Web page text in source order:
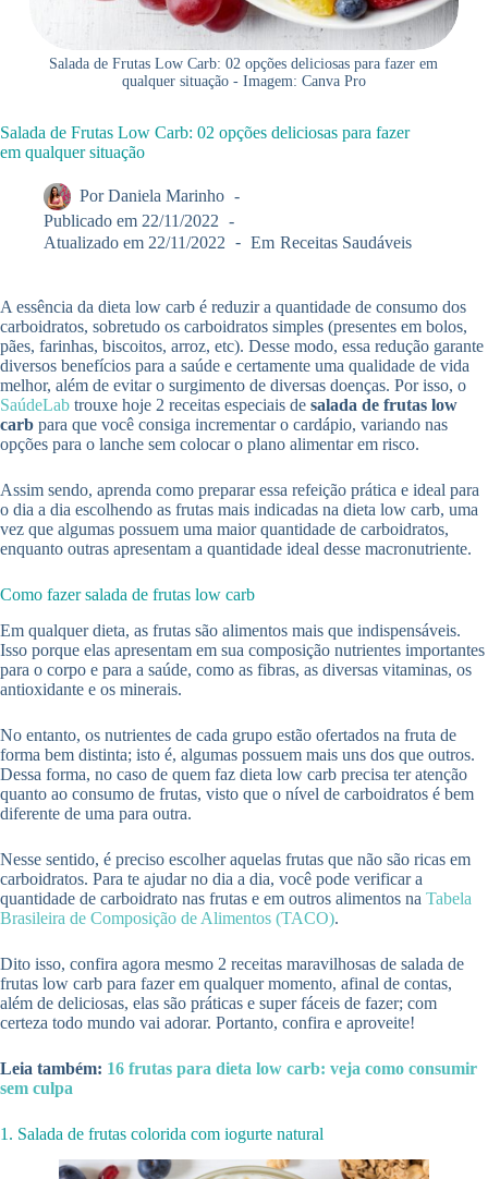
Salada de Frutas Low Carb: 02 opções deliciosas para fazer em
qualquer situação - Imagem: Canva Pro
Salada de Frutas Low Carb: 02 opções deliciosas para fazer
em qualquer situação
Por Daniela Marinho
Publicado em 22/11/2022
Atualizado em 22/11/2022 Em Receitas Saudáveis
A essência da dieta low carb é reduzir a quantidade de consumo dos
carboidratos, sobretudo os carboidratos simples (presentes em bolos,
pães, farinhas, biscoitos, arroz, etc). Desse modo, essa redução garante
diversos benefícios para a saúde e certamente uma qualidade de vida
melhor, além de evitar o surgimento de diversas doenças. Por isso, o
SaúdeLab trouxe hoje 2 receitas especiais de salada de frutas low
carb para que você consiga incrementar o cardápio, variando nas
opções para o lanche sem colocar o plano alimentar em risco.
Assim sendo, aprenda como preparar essa refeição prática e ideal para
o dia a dia escolhendo as frutas mais indicadas na dieta low carb, uma
vez que algumas possuem uma maior quantidade de carboidratos,
enquanto outras apresentam a quantidade ideal desse macronutriente.
Como fazer salada de frutas low carb
Em qualquer dieta, as frutas são alimentos mais que indispensáveis.
Isso porque elas apresentam em sua composição nutrientes importantes
para o corpo e para a saúde, como as fibras, as diversas vitaminas, os
antioxidante e os minerais.
No entanto, os nutrientes de cada grupo estão ofertados na fruta de
forma bem distinta; isto é, algumas possuem mais uns dos que outros.
Dessa forma, no caso de quem faz dieta low carb precisa ter atenção
quanto ao consumo de frutas, visto que o nível de carboidratos é bem
diferente de uma para outra.
Nesse sentido, é preciso escolher aquelas frutas que não são ricas em
carboidratos. Para te ajudar no dia a dia, você pode verificar a
quantidade de carboidrato nas frutas e em outros alimentos na Tabela
Brasileira de Composição de Alimentos (TACO).
Dito isso, confira agora mesmo 2 receitas maravilhosas de salada de
frutas low carb para fazer em qualquer momento, afinal de contas,
além de deliciosas, elas são práticas e super fáceis de fazer; com
certeza todo mundo vai adorar. Portanto, confira e aproveite!
Leia também: 16 frutas para dieta low carb: veja como consumir
sem culpa
1. Salada de frutas colorida com iogurte natural